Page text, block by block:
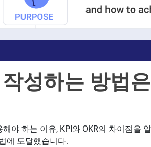
성하는 방법
야 하는 이유, KPI와 OKR의 차이점을
에 도달했습니다.